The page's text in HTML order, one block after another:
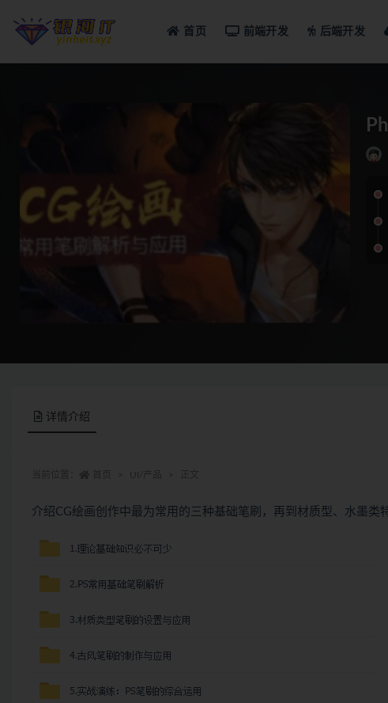
首页 前端开发 后端开发
详情介绍
介绍CG绘画创作中最为常用的三种基础笔刷，再到材质型、水墨类